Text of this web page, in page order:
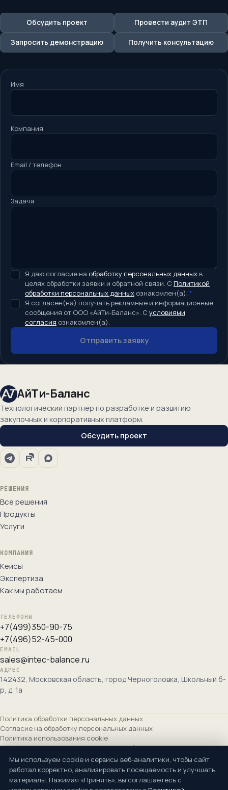
Обсудить проект Провести аудит ЭТП
Запросить демонстрацию Получить консультацию
Имя
Компания
Email / телефон
Задача
Я даю согласие на обработку персональных данных в
целях обработки заявки и обратной связи. С Политикой
обработки персональных данных ознакомлен(а). *
Я согласен(на) получать рекламные и информационные
сообщения от ООО «АйТи-Баланс». С условиями
согласия ознакомлен(а).
Отправить заявку
АйТи-Баланс
Технологический партнер по разработке и развитию
закупочных и корпоративных платформ.
Обсудить проект
РЕШЕНИЯ
Все решения
Продукты
Услуги
КОМПАНИЯ
Кейсы
Экспертиза
Как мы работаем
ТЕЛЕФОНЫ
+7(499)350-90-75
+7(496)52-45-000
EMAIL
sales@intec-balance.ru
АДРЕС
142432, Московская область, город Черноголовка, Школьный б-
р, д. 1а
Политика обработки персональных данных
Согласие на обработку персональных данных
Политика использования cookie
Согласие на получение рекламных сообщений
Сведения об организации
Основной вид деятельности ОКВЭД: Разработка компьютерного
программного обеспечения (62.01). Дополнительные: 62.02, 62.03, 62.09,
Мы используем cookie и сервисы веб-аналитики, чтобы сайт
работал корректно, анализировать посещаемость и улучшать
материалы. Нажимая «Принять», вы соглашаетесь с